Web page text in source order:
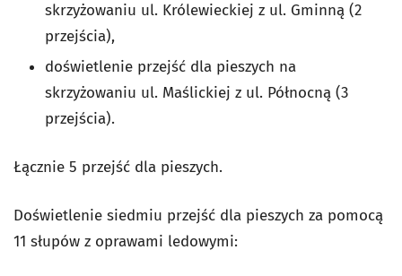
skrzyżowaniu ul. Królewieckiej z ul. Gminną (2
przejścia),
doświetlenie przejść dla pieszych na
skrzyżowaniu ul. Maślickiej z ul. Północną (3
przejścia).
Łącznie 5 przejść dla pieszych.
Doświetlenie siedmiu przejść dla pieszych za pomocą
11 słupów z oprawami ledowymi: